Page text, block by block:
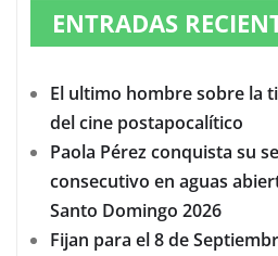
ENTRADAS
El ultimo hombre sobre la
del cine postapocalítico
Paola Pérez conquista su
consecutivo en aguas
Santo Domingo 2026
Fijan para el 8 de